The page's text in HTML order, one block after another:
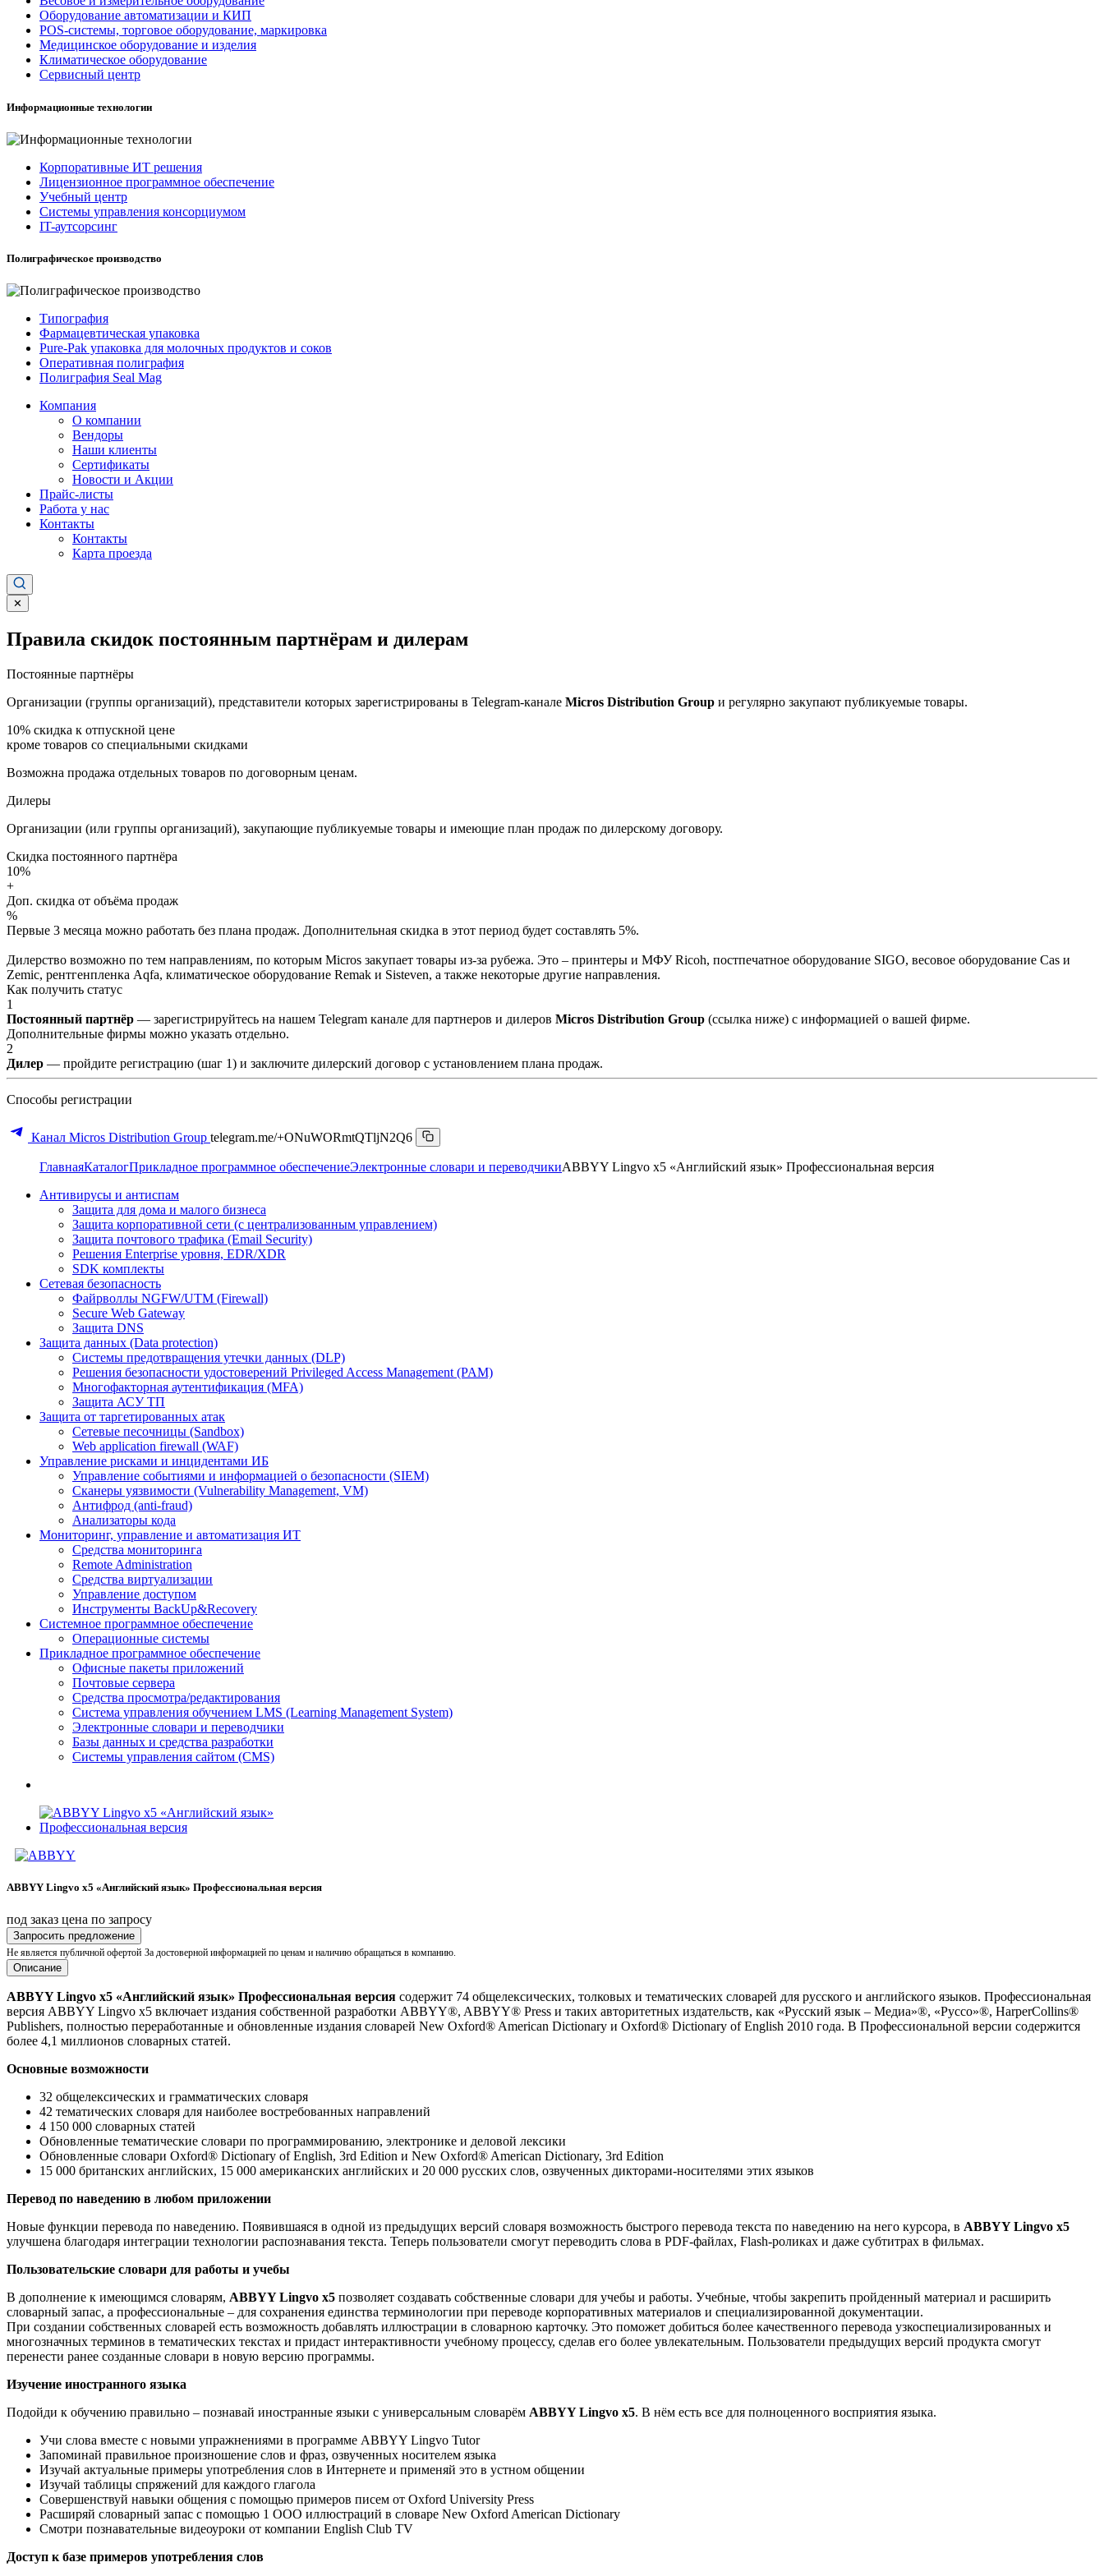
Оборудование автоматизации и КИП
POS-системы, торговое оборудование, маркировка
Медицинское оборудование и изделия
Климатическое оборудование
Сервисный центр
Информационные технологии
Корпоративные ИТ решения
Лицензионное программное обеспечение
Учебный центр
Системы управления консорциумом
IT-аутсорсинг
Полиграфическое производство
Типография
Фармацевтическая упаковка
Pure-Pak упаковка для молочных продуктов и соков
Оперативная полиграфия
Полиграфия Seal Mag
Компания
О компании
Вендоры
Наши клиенты
Сертификаты
Новости и Акции
Прайс-листы
Работа у нас
Контакты
Контакты
Карта проезда
✕
Правила скидок постоянным партнёрам и дилерам
Постоянные партнёры
Организации (группы организаций), представители которых зарегистрированы в Telegram-канале Micros Distribution Group и регулярно закупают публикуемые товары.
10% скидка к отпускной цене
кроме товаров со специальными скидками
Возможна продажа отдельных товаров по договорным ценам.
Дилеры
Организации (или группы организаций), закупающие публикуемые товары и имеющие план продаж по дилерскому договору.
Скидка постоянного партнёра
10%
+
Доп. скидка от объёма продаж
%
Первые 3 месяца можно работать без плана продаж. Дополнительная скидка в этот период будет составлять 5%.
Дилерство возможно по тем направлениям, по которым Micros закупает товары из-за рубежа. Это – принтеры и МФУ Ricoh, постпечатное оборудование SIGO, весовое оборудование Cas и
Zemic, рентгенпленка Aqfa, климатическое оборудование Remak и Sisteven, а также некоторые другие направления.
Как получить статус
1
Постоянный партнёр — зарегистрируйтесь на нашем Telegram канале для партнеров и дилеров Micros Distribution Group (ссылка ниже) с информацией о вашей фирме.
Дополнительные фирмы можно указать отдельно.
2
Дилер — пройдите регистрацию (шаг 1) и заключите дилерский договор с установлением плана продаж.
Способы регистрации
Канал Micros Distribution Group telegram.me/+ONuWORmtQTljN2Q6
ГлавнаяКаталогПрикладное программное обеспечениеЭлектронные словари и переводчикиABBYY Lingvo x5 «Английский язык» Профессиональная версия
Антивирусы и антиспам
Защита для дома и малого бизнеса
Защита корпоративной сети (с централизованным управлением)
Защита почтового трафика (Email Security)
Решения Enterprise уровня, EDR/XDR
SDK комплекты
Сетевая безопасность
Файрволлы NGFW/UTM (Firewall)
Secure Web Gateway
Защита DNS
Защита данных (Data protection)
Системы предотвращения утечки данных (DLP)
Решения безопасности удостоверений Privileged Access Management (PAM)
Многофакторная аутентификация (MFA)
Защита АСУ ТП
Защита от таргетированных атак
Сетевые песочницы (Sandbox)
Web application firewall (WAF)
Управление рисками и инцидентами ИБ
Управление событиями и информацией о безопасности (SIEM)
Сканеры уязвимости (Vulnerability Management, VM)
Антифрод (anti-fraud)
Анализаторы кода
Мониторинг, управление и автоматизация ИТ
Средства мониторинга
Remote Administration
Средства виртуализации
Управление доступом
Инструменты BackUp&Recovery
Системное программное обеспечение
Операционные системы
Прикладное программное обеспечение
Офисные пакеты приложений
Почтовые сервера
Средства просмотра/редактирования
Система управления обучением LMS (Learning Management System)
Электронные словари и переводчики
Базы данных и средства разработки
Системы управления сайтом (CMS)
ABBYY Lingvo x5 «Английский язык» Профессиональная версия
под заказ цена по запросу
Запросить предложение
Не является публичной офертой За достоверной информацией по ценам и наличию обращаться в компанию.
Описание
ABBYY Lingvo x5 «Английский язык» Профессиональная версия содержит 74 общелексических, толковых и тематических словарей для русского и английского языков. Профессиональная
версия ABBYY Lingvo x5 включает издания собственной разработки ABBYY®, ABBYY® Press и таких авторитетных издательств, как «Русский язык – Медиа»®, «Руссо»®, HarperCollins®
Publishers, полностью переработанные и обновленные издания словарей New Oxford® American Dictionary и Oxford® Dictionary of English 2010 года. В Профессиональной версии содержится
более 4,1 миллионов словарных статей.
Основные возможности
32 общелексических и грамматических словаря
42 тематических словаря для наиболее востребованных направлений
4 150 000 словарных статей
Обновленные тематические словари по программированию, электронике и деловой лексики
Обновленные словари Oxford® Dictionary of English, 3rd Edition и New Oxford® American Dictionary, 3rd Edition
15 000 британских английских, 15 000 американских английских и 20 000 русских слов, озвученных дикторами-носителями этих языков
Перевод по наведению в любом приложении
Новые функции перевода по наведению. Появившаяся в одной из предыдущих версий словаря возможность быстрого перевода текста по наведению на него курсора, в ABBYY Lingvo x5
улучшена благодаря интеграции технологии распознавания текста. Теперь пользователи смогут переводить слова в PDF-файлах, Flash-роликах и даже субтитрах в фильмах.
Пользовательские словари для работы и учебы
В дополнение к имеющимся словарям, ABBYY Lingvo x5 позволяет создавать собственные словари для учебы и работы. Учебные, чтобы закрепить пройденный материал и расширить
словарный запас, а профессиональные – для сохранения единства терминологии при переводе корпоративных материалов и специализированной документации.
При создании собственных словарей есть возможность добавлять иллюстрации в словарною карточку. Это поможет добиться более качественного перевода узкоспециализированных и
многозначных терминов в тематических текстах и придаст интерактивности учебному процессу, сделав его более увлекательным. Пользователи предыдущих версий продукта смогут
перенести ранее созданные словари в новую версию программы.
Изучение иностранного языка
Подойди к обучению правильно – познавай иностранные языки с универсальным словарём ABBYY Lingvo x5. В нём есть все для полноценного восприятия языка.
Учи слова вместе с новыми упражнениями в программе ABBYY Lingvo Tutor
Запоминай правильное произношение слов и фраз, озвученных носителем языка
Изучай актуальные примеры употребления слов в Интернете и применяй это в устном общении
Изучай таблицы спряжений для каждого глагола
Совершенствуй навыки общения с помощью примеров писем от Oxford University Press
Расширяй словарный запас с помощью 1 ООО иллюстраций в словаре New Oxford American Dictionary
Смотри познавательные видеоуроки от компании English Club TV
Доступ к базе примеров употребления слов